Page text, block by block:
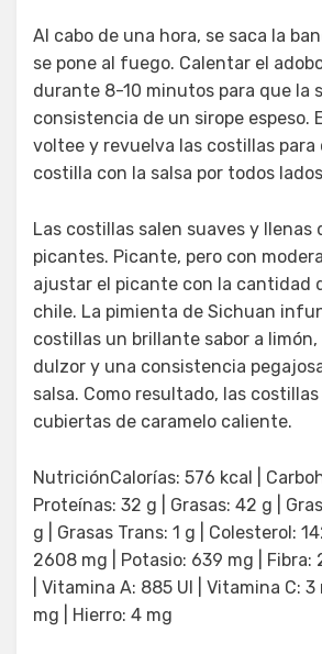
Al cabo de una hora, se saca la
se pone al fuego. Calentar el
durante 8-10 minutos para que la
consistencia de un sirope espeso.
voltee y revuelva las costillas para
costilla con la salsa por todos
Las costillas salen suaves y llenas
picantes. Picante, pero con
ajustar el picante con la cantidad
chile. La pimienta de Sichuan
costillas un brillante sabor a limón,
dulzor y una consistencia
salsa. Como resultado, las
cubiertas de caramelo caliente.
NutriciónCalorías: 576 kcal |
Proteínas: 32 g | Grasas: 42 g |
g | Grasas Trans: 1 g | Colesterol:
2608 mg | Potasio: 639 mg | Fibra:
| Vitamina A: 885 UI | Vitamina C:
mg | Hierro: 4 mg